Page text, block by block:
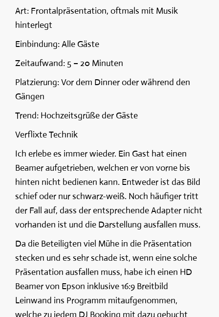
Art: Frontalpräsentation, oftmals mit Musik
hinterlegt
Einbindung: Alle Gäste
Zeitaufwand: 5 – 20 Minuten
Platzierung: Vor dem Dinner oder während den
Gängen
Trend: Hochzeitsgrüße der Gäste
Verflixte Technik
Ich erlebe es immer wieder. Ein Gast hat einen
Beamer aufgetrieben, welchen er von vorne bis
hinten nicht bedienen kann. Entweder ist das Bild
schief oder nur schwarz-weiß. Noch häufiger tritt
der Fall auf, dass der entsprechende Adapter nicht
vorhanden ist und die Darstellung ausfallen muss.
Da die Beteiligten viel Mühe in die Präsentation
stecken und es sehr schade ist, wenn eine solche
Präsentation ausfallen muss, habe ich einen HD
Beamer von Epson inklusive 16:9 Breitbild
Leinwand ins Programm mitaufgenommen,
welche zu jedem DJ Booking mit dazu gebucht